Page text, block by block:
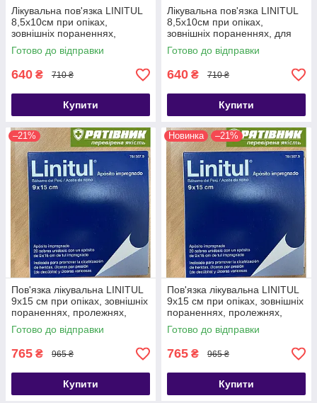
Лікувальна пов'язка LINITUL
8,5х10см при опіках,
зовнішніх пораненнях,
пролежнях, трофічних
виразках ОРИГІНАЛ (СТМ)
Готово до відправки
640 ₴ 710 ₴
Купити
Лікувальна пов'язка LINITUL
8,5х10см при опіках,
зовнішніх пораненнях, для
терапії пролежнів, трофічних
виразок. ОРИГІНАЛ (СТМ)
Готово до відправки
640 ₴ 710 ₴
Купити
–21%
Пов'язка лікувальна LINITUL
9x15 см при опіках, зовнішніх
пораненнях, пролежнях,
трофічних виразках.
ОРИГІНАЛ (РЗП)
Готово до відправки
765 ₴ 965 ₴
Купити
Новинка –21%
Пов'язка лікувальна LINITUL
9x15 см при опіках, зовнішніх
пораненнях, пролежнях,
трофічних виразках.
ОРИГІНАЛ (РЗП)
Готово до відправки
765 ₴ 965 ₴
Купити